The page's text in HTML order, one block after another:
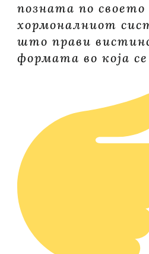
позната по своето
хормоналниот
што прави
формата во која